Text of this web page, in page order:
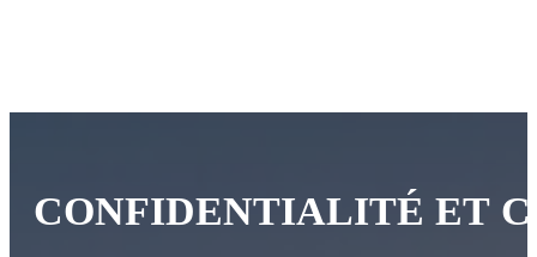
CONFIDENTIALITÉ ET